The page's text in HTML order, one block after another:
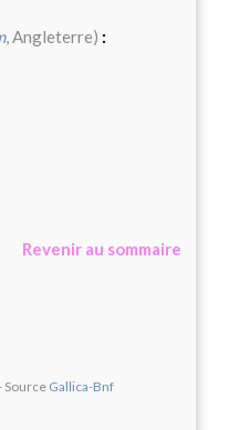
, Angleterre) :
Revenir au sommaire
Source Gallica-Bnf